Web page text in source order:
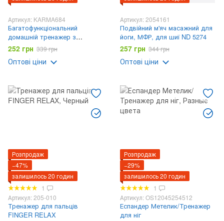
Артикул: KARMA684
Багатофункціональний
домашній тренажер з
регульованим навантаженням
/Тренажер для рук Arm Power
252 грн 339 грн
Оптові ціни
Артикул: 2054161
Подвійний м'яч масажний для
йоги, МФР, для шиї ND 5274
257 грн 344 грн
Оптові ціни
Розпродаж
−47%
залишилось 20 годин
1
Артикул: 205-010
Тренажер для пальців
FINGER RELAX
Розпродаж
−29%
залишилось 20 годин
1
Артикул: OS12045254512
Еспандер Метелик/Тренажер
для ніг